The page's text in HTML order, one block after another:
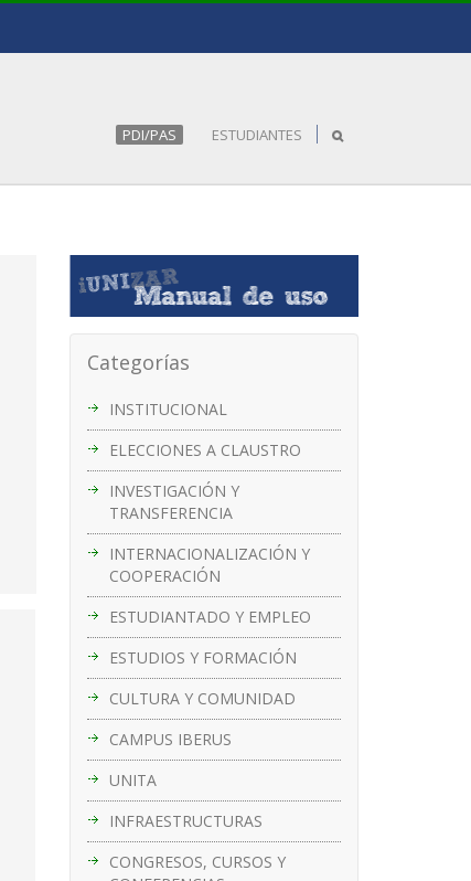
PDI/PAS ESTUDIANTES
Categorías
INSTITUCIONAL
ELECCIONES A CLAUSTRO
INVESTIGACIÓN Y
TRANSFERENCIA
INTERNACIONALIZACIÓN Y
COOPERACIÓN
ESTUDIANTADO Y EMPLEO
ESTUDIOS Y FORMACIÓN
CULTURA Y COMUNIDAD
CAMPUS IBERUS
UNITA
INFRAESTRUCTURAS
CONGRESOS, CURSOS Y